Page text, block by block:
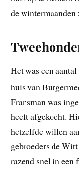
de wintermaanden
Het was een
huis van
Fransman was
heeft afgekocht.
hetzelfde willen
gebroeders de
razend snel in een